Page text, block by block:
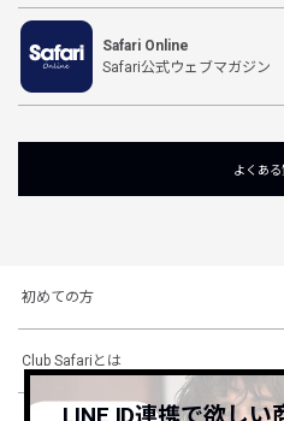
Safari Online
Safari公式ウェブマガジン
よくある
初めての方
Club Safariとは